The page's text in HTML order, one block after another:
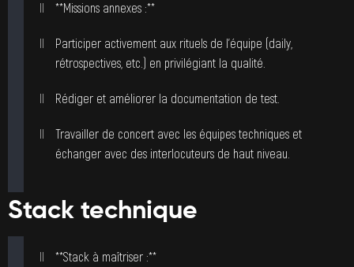
**Missions annexes :**
Participer activement aux rituels de l’équipe (daily,
rétrospectives, etc.) en privilégiant la qualité.
Rédiger et améliorer la documentation de test.
Travailler de concert avec les équipes techniques et
échanger avec des interlocuteurs de haut niveau.
Stack technique
**Stack à maîtriser :**